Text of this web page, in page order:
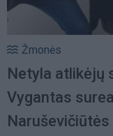
Žmonės
Netyla atlikėjų
Vygantas